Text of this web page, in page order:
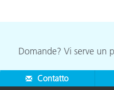
Domande? Vi serve un
Contatto